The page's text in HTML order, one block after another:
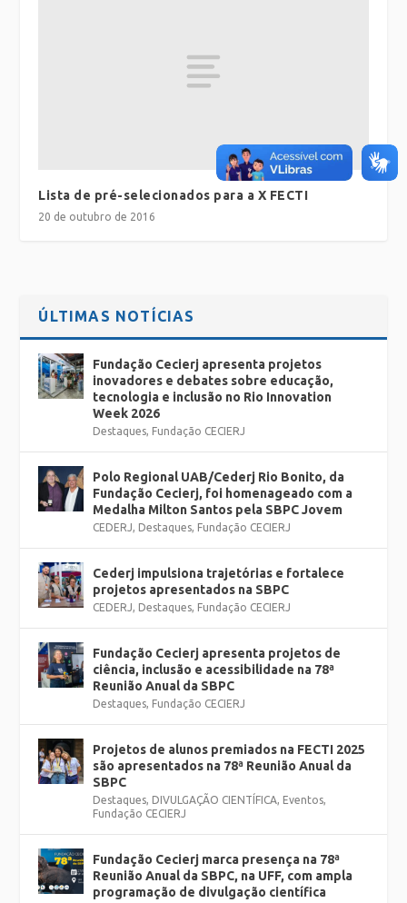
Lista de pré-selecionados para a X FECTI
20 de outubro de 2016
ÚLTIMAS NOTÍCIAS
Fundação Cecierj apresenta projetos
inovadores e debates sobre educação,
tecnologia e inclusão no Rio Innovation
Week 2026
Destaques, Fundação CECIERJ
Polo Regional UAB/Cederj Rio Bonito, da
Fundação Cecierj, foi homenageado com a
Medalha Milton Santos pela SBPC Jovem
CEDERJ, Destaques, Fundação CECIERJ
Cederj impulsiona trajetórias e fortalece
projetos apresentados na SBPC
CEDERJ, Destaques, Fundação CECIERJ
Fundação Cecierj apresenta projetos de
ciência, inclusão e acessibilidade na 78ª
Reunião Anual da SBPC
Destaques, Fundação CECIERJ
Projetos de alunos premiados na FECTI 2025
são apresentados na 78ª Reunião Anual da
SBPC
Destaques, DIVULGAÇÃO CIENTÍFICA, Eventos,
Fundação CECIERJ
Fundação Cecierj marca presença na 78ª
Reunião Anual da SBPC, na UFF, com ampla
programação de divulgação científica